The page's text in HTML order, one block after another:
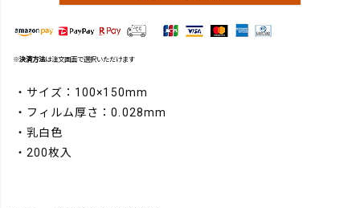
※決済方法は注文画面で選択いただけます
・サイズ：100×150mm
・フィルム厚さ：0.028mm
・乳白色
・200枚入